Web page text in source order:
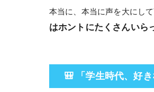
本当に、本当に声を大にし
はホントにたくさんいら
🎒 「学生時代、好